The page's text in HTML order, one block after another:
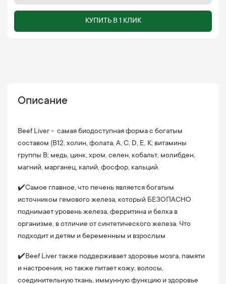
КУПИТЬ В 1 КЛИК
Описание
Beef Liver - самая биодоступная форма с богатым
составом (В12, холин, фолата, А, С, D, Е, К; витамины
группы В; медь, цинк, хром, селен, кобальт, молибден,
магний, марганец, калий, фосфор, кальций.
✔️Самое главное, что печень является богатым
источником гемового железа, который БЕЗОПАСНО
поднимает уровень железа, ферритина и белка в
организме, в отличие от синтетического железа. Что
подходит и детям и беременным и взрослым
✔️Beef Liver также поддерживает здоровье мозга, памяти
и настроения, но также питает кожу, волосы,
соединительную ткань, иммунную функцию и здоровье